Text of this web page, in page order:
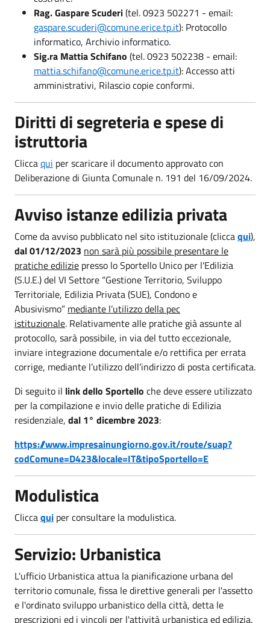
Rag. Gaspare Scuderi(tel. 0923 502271 - email:
gaspare.scuderi@comune.erice.tp.it): Protocollo
informatico, Archivio informatico.
Sig.ra Mattia Schifano (tel. 0923 502238 - email:
mattia.schifano@comune.erice.tp.it): Accesso atti
amministrativi, Rilascio copie conformi.
Diritti di segreteria e spese di
istruttoria
Cliccaqui per scaricare il documento approvato con
Deliberazione di Giunta Comunale n. 191 del 16/09/2024.
Avviso istanze edilizia privata
Come da avviso pubblicato nel sito istituzionale (cliccaqui),
dal 01/12/2023 non sarà più possibile presentare le
pratiche edilizie presso lo Sportello Unico per l'Edilizia
(S.U.E.) del VI Settore “Gestione Territorio, Sviluppo
Territoriale, Edilizia Privata (SUE), Condono e
Abusivismo” mediante l’utilizzo della pec
istituzionale. Relativamente alle pratiche già assunte al
protocollo, sarà possibile, in via del tutto eccezionale,
inviare integrazione documentale e/o rettifica per errata
corrige, mediante l’utilizzo dell’indirizzo di posta certificata.
Di seguito il link dello Sportello che deve essere utilizzato
per la compilazione e invio delle pratiche di Edilizia
residenziale, dal 1° dicembre 2023:
https://www.impresainungiorno.gov.it/route/suap?
codComune=D423&locale=IT&tipoSportello=E
Modulistica
Cliccaqui per consultare la modulistica.
Servizio: Urbanistica
L'ufficio Urbanistica attua la pianificazione urbana del
territorio comunale, fissa le direttive generali per l'assetto
e l'ordinato sviluppo urbanistico della città, detta le
prescrizioni ed i vincoli per l'attività urbanistica ed edilizia.